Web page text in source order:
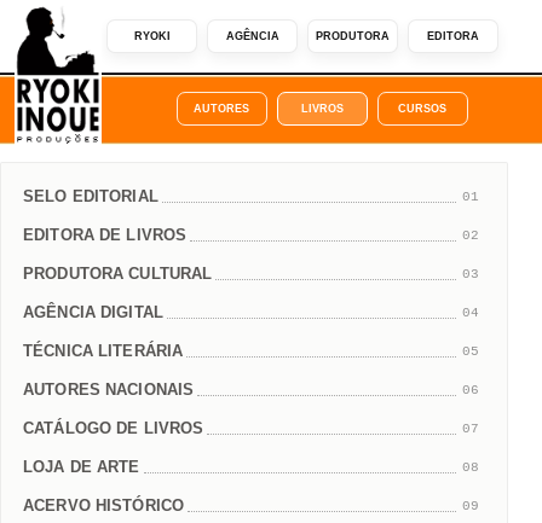
RYOKI AGÊNCIA PRODUTORA EDITORA
AUTORES LIVROS CURSOS
SELO EDITORIAL 01
EDITORA DE LIVROS 02
PRODUTORA CULTURAL 03
AGÊNCIA DIGITAL 04
TÉCNICA LITERÁRIA 05
AUTORES NACIONAIS 06
CATÁLOGO DE LIVROS 07
LOJA DE ARTE 08
ACERVO HISTÓRICO 09